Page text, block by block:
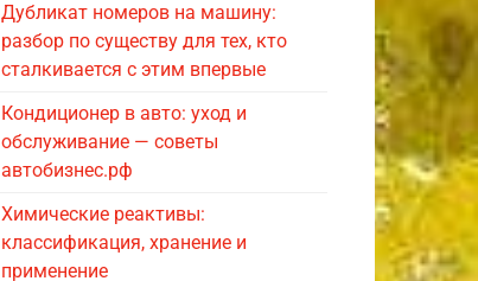
Дубликат номеров на машину:
разбор по существу для тех, кто
сталкивается с этим впервые
Кондиционер в авто: уход и
обслуживание — советы
автобизнес.рф
Химические реактивы:
классификация, хранение и
применение